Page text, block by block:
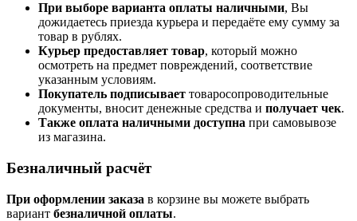
При выборе варианта оплаты наличными, Вы
дожидаетесь приезда курьера и передаёте ему сумму за
товар в рублях.
Курьер предоставляет товар, который можно
осмотреть на предмет повреждений, соответствие
указанным условиям.
Покупатель подписывает товаросопроводительные
документы, вносит денежные средства и получает чек.
Также оплата наличными доступна при самовывозе
из магазина.
Безналичный расчёт
При оформлении заказа в корзине вы можете выбрать
вариант безналичной оплаты.